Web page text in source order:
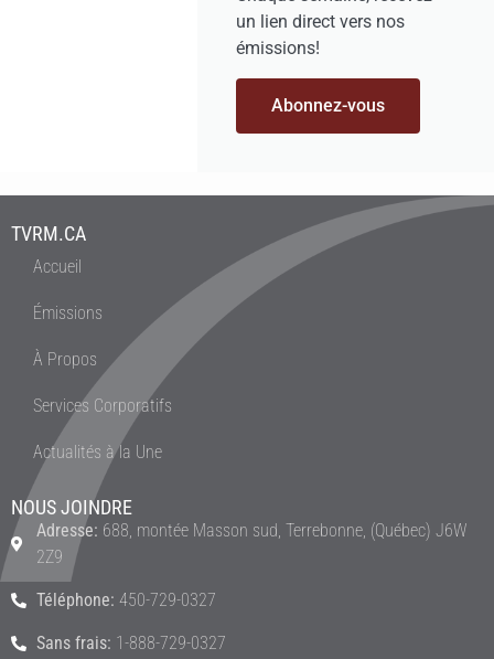
un lien direct vers nos
émissions!
Abonnez-vous
TVRM.CA
Accueil
Émissions
À Propos
Services Corporatifs
Actualités à la Une
NOUS JOINDRE
Adresse: 688, montée Masson sud, Terrebonne, (Québec) J6W
2Z9
Téléphone: 450-729-0327
Sans frais: 1-888-729-0327